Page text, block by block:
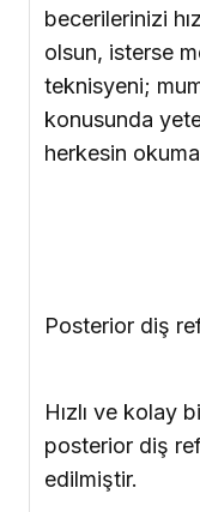
becerilerinizi
olsun, isterse
teknisyeni;
konusunda
herkesin
Posterior diş
Hızlı ve kolay
posterior diş
edilmiştir.